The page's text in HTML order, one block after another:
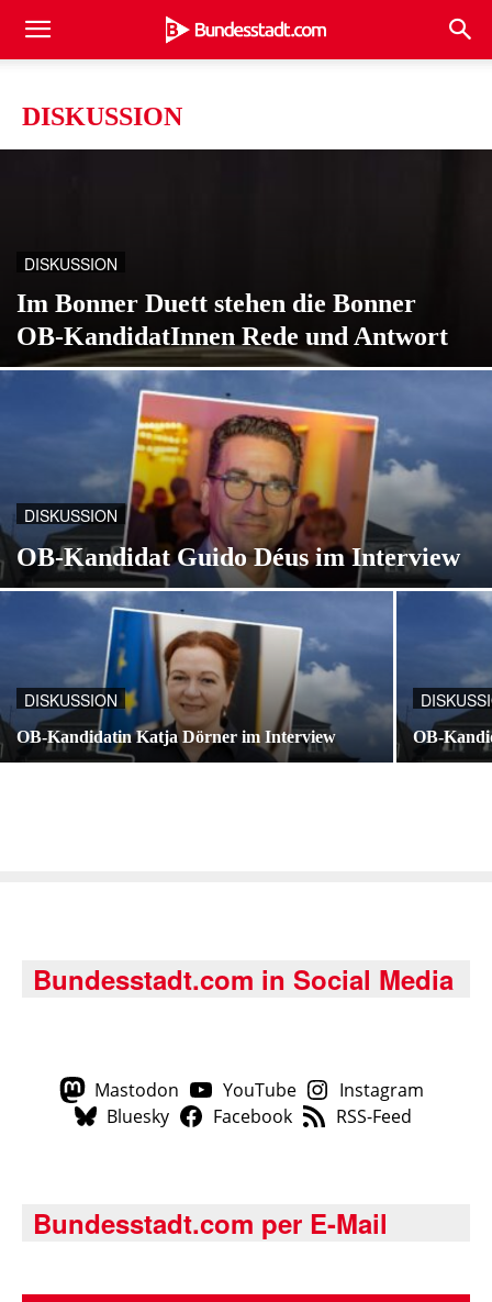
DISKUSSION
DISKUSSION
Im Bonner Duett stehen die Bonner
OB-KandidatInnen Rede und Antwort
DISKUSSION
OB-Kandidat Guido Déus im Interview
DISKUSSION
OB-Kandidatin Katja Dörner im Interview OB-
Bundesstadt.com in Social Media
Mastodon YouTube
Instagram
Bluesky
Facebook RSS-Feed
Bundesstadt.com per E-Mail